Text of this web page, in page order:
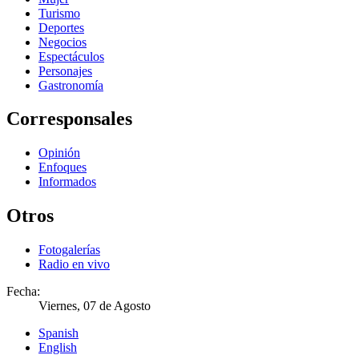
Turismo
Deportes
Negocios
Espectáculos
Personajes
Gastronomía
Corresponsales
Opinión
Enfoques
Informados
Otros
Fotogalerías
Radio en vivo
Fecha:
Viernes, 07 de Agosto
Spanish
English